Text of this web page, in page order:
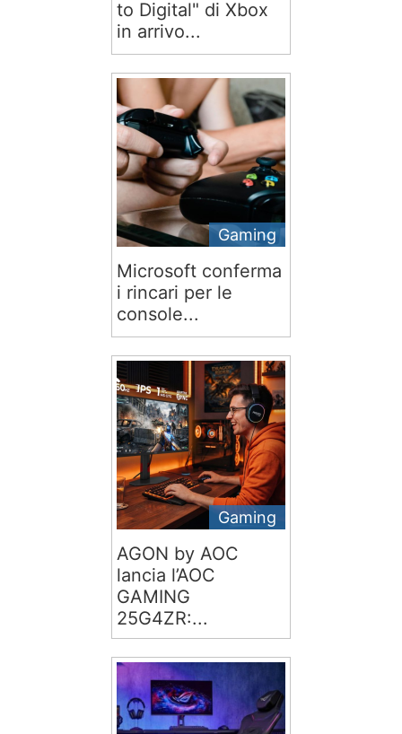
to Digital" di Xbox
in arrivo...
Gaming
Microsoft conferma
i rincari per le
console...
Gaming
AGON by AOC
lancia l’AOC
GAMING
25G4ZR:...